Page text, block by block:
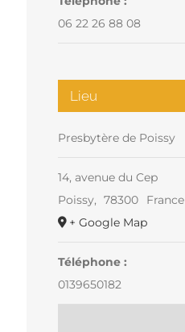
06 22 26 88 08
Lieu
Presbytère de Poissy
14, avenue du Cep
Poissy, 78300
France
+ Google Map
Téléphone :
0139650182